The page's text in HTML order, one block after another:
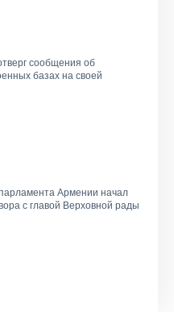
сообщения об
базах на своей
Армении начал
с главой Верховной рады